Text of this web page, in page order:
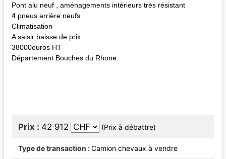
Pont alu neuf , aménagements intérieurs très résistant
4 pneus arrière neufs
Climatisation
A saisir baisse de prix
38000euros HT
Département Bouches du Rhone
Prix 42 912 (Prix à débattre)
Type de transaction Camion chevaux à vendre